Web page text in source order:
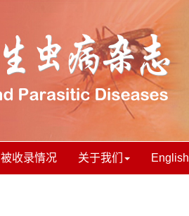
被收录情况 关于我们 English